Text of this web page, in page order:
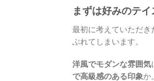
まずは好みのテ
最初に考えていただ
ぶれてしまいます。
洋風でモダンな雰囲気
で高級感のある印象か